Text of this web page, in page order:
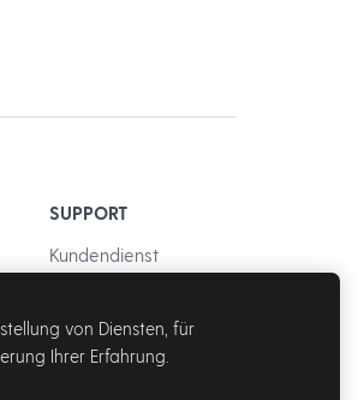
SUPPORT
Kundendienst
von Diensten, für
Ihrer Erfahrung.